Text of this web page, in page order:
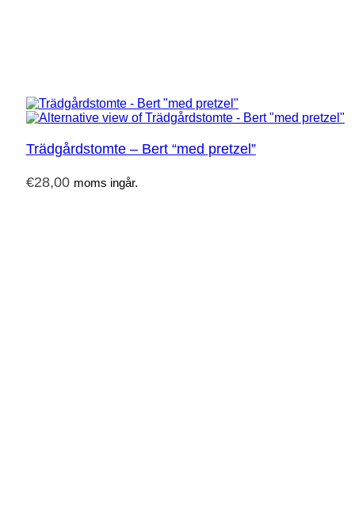
Trädgårdstomte – Bert “med pretzel”
€28,00 moms ingår.